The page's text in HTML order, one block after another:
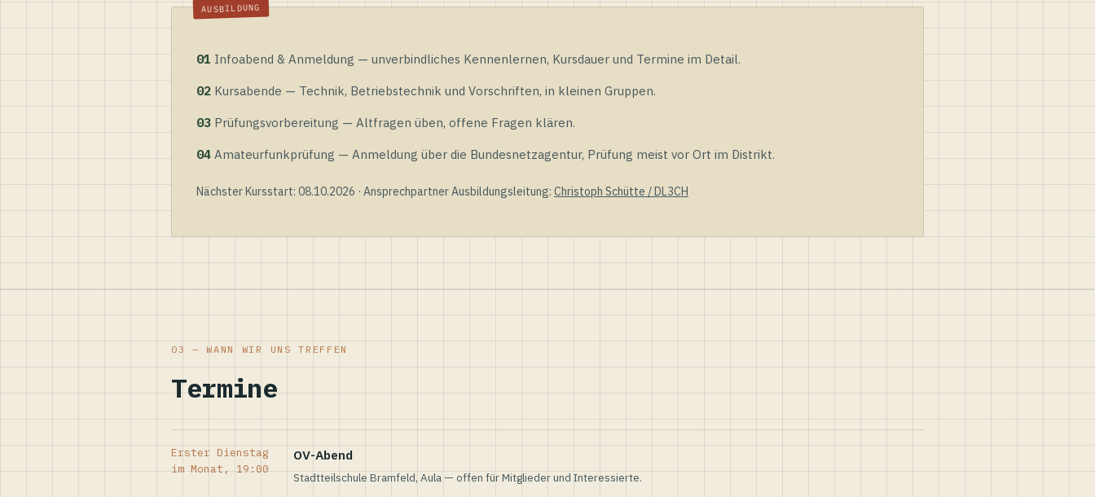
01 Infoabend & Anmeldung — unverbindliches Kennenlernen, Kursdauer und Termine im Detail.
02 Kursabende — Technik, Betriebstechnik und Vorschriften, in kleinen Gruppen.
03 Prüfungsvorbereitung — Altfragen üben, offene Fragen klären.
04 Amateurfunkprüfung — Anmeldung über die Bundesnetzagentur, Prüfung meist vor Ort im Distrikt.
Nächster Kursstart: 08.10.2026 · Ansprechpartner Ausbildungsleitung: Christoph Schütte / DL3CH
03 — WANN WIR UNS TREFFEN
Termine
Erster Dienstag
im Monat, 19:00
OV-Abend
Stadtteilschule Bramfeld, Aula — offen für Mitglieder und Interessierte.